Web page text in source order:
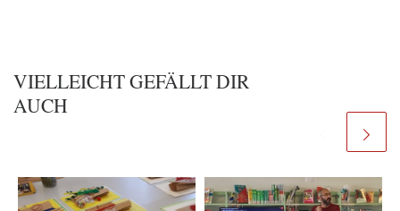
VIELLEICHT GEFÄLLT DIR
AUCH